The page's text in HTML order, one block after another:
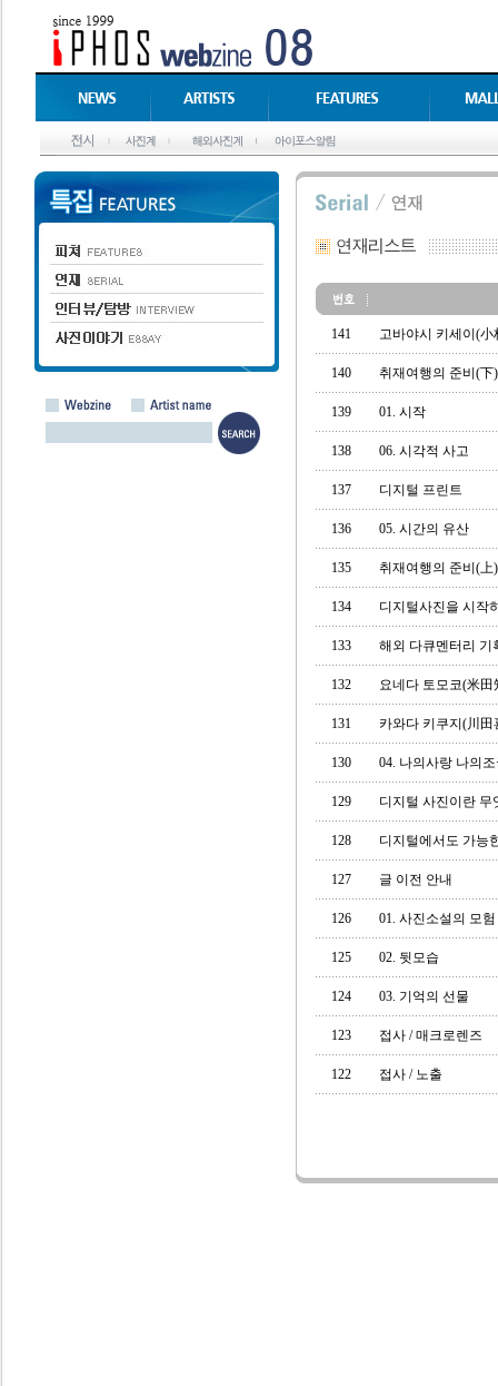
141 고바야시 키세이(小
140 취재여행의 준비(下)
139 01. 시작
138 06. 시각적 사고
137 디지털 프린트
136 05. 시간의 유산
135 취재여행의 준비(上)
134 디지털사진을 시작
133 해외 다큐멘터리 기
132 요네다 토모코(米田
131 카와다 키쿠지(川田
130 04. 나의사랑 나의조
129 디지털 사진이란 무
128 디지털에서도 가능
127 글 이전 안내
126 01. 사진소설의 모험
125 02. 뒷모습
124 03. 기억의 선물
123 접사 / 매크로렌즈
122 접사 / 노출